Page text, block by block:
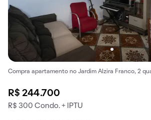
Compra apartamento no Jardim Alzira Franco, 2
R$ 244.700
R$ 300 Condo. + IPTU